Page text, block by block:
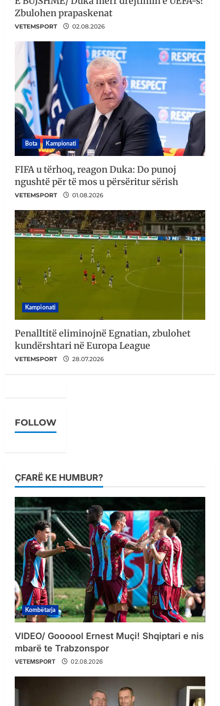
Zbulohen prapaskenat
VETEMSPORT 02.08.2026
Bota Kampionati
FIFA u tërhoq, reagon Duka: Do punoj
ngushtë për të mos u përsëritur sërish
VETEMSPORT 01.08.2026
Kampionati
Penalltitë eliminojnë Egnatian, zbulohet
kundërshtari në Europa League
VETEMSPORT 28.07.2026
FOLLOW
ÇFARË KE HUMBUR?
Kombëtarja
VIDEO/ Goooool Ernest Muçi! Shqiptari e nis
mbarë te Trabzonspor
VETEMSPORT 02.08.2026